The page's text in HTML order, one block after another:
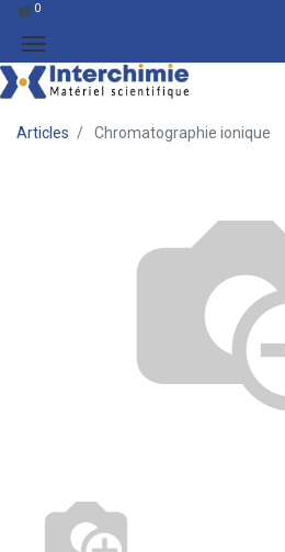
0
Articles Chromatographie ionique